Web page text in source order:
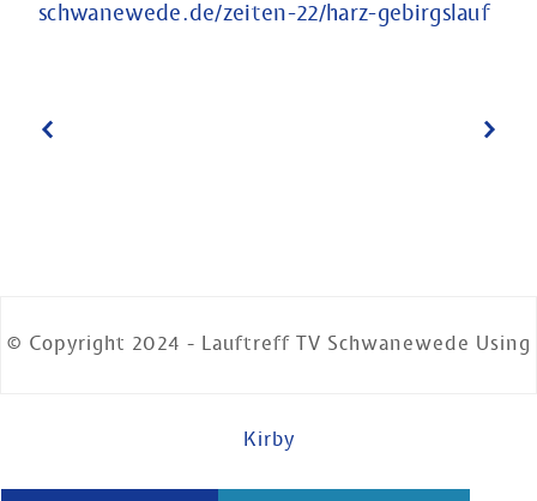
schwanewede.de/zeiten-22/harz-gebirgslauf
© Copyright 2024 - Lauftreff TV Schwanewede Using
Kirby